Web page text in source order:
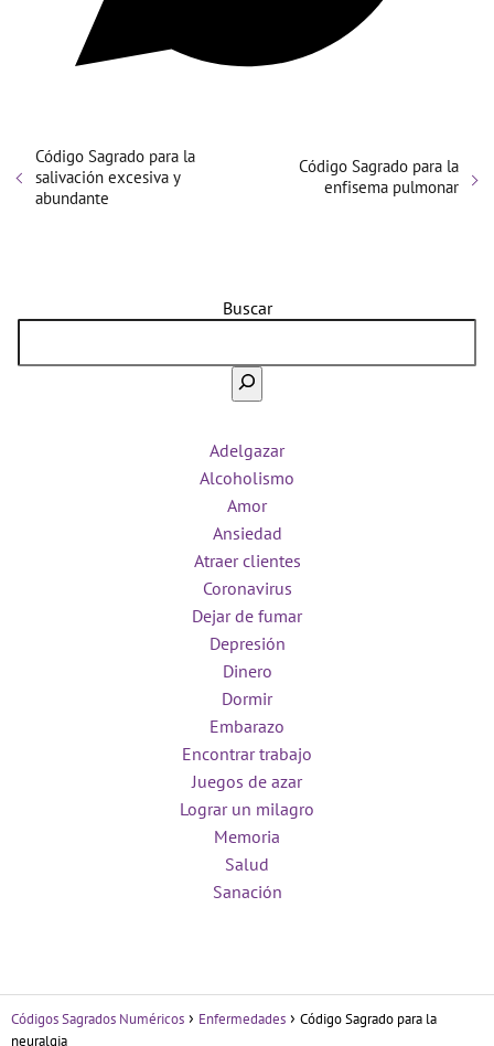
Código Sagrado para la
salivación excesiva y
abundante
Código Sagrado para la
enfisema pulmonar
Buscar
Adelgazar
Alcoholismo
Amor
Ansiedad
Atraer clientes
Coronavirus
Dejar de fumar
Depresión
Dinero
Dormir
Embarazo
Encontrar trabajo
Juegos de azar
Lograr un milagro
Memoria
Salud
Sanación
Códigos Sagrados Numéricos Enfermedades
Código Sagrado para la
neuralgia